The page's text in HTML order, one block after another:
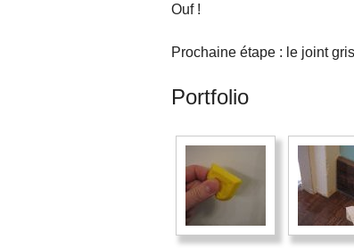
Ouf !
Prochaine étape : le joint
Portfolio